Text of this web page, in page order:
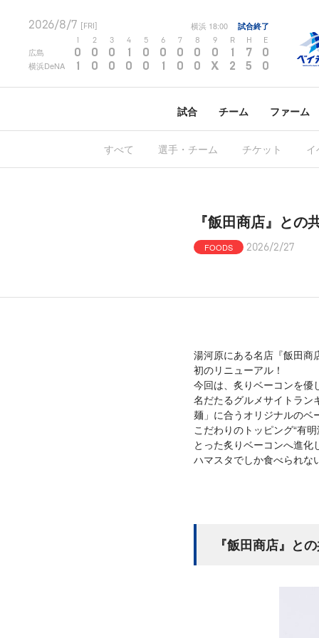
2026/8/7 [FRI] 横浜 18:00 試合終了
2 3 4 5 6 7 8 9 R H E
広島 0 0 0 1 0 0 0 0 0 1 7 0
横浜DeNA 1 0 0 0 0 1 0 0 X 2 5 0
試合 チーム ファーム
すべて 選手・チーム チケット
『飯田商店』と
FOODS 2026/2/27
湯河原にある名店『飯田商
初のリニューアル！
今回は、炙りベーコンを優
名だたるグルメサイトラン
麺」に合うオリジナルのベ
こだわりのトッピング“有
とった炙りベーコンへ進
ハマスタでしか食べられな
『飯田商店』と